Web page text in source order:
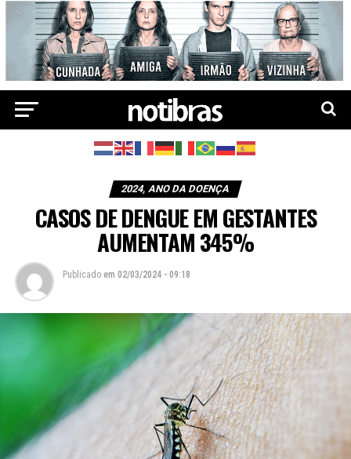
2024, ANO DA DOENÇA
CASOS DE DENGUE EM GESTANTES
AUMENTAM 345%
Publicado em 02/03/2024 - 09:18